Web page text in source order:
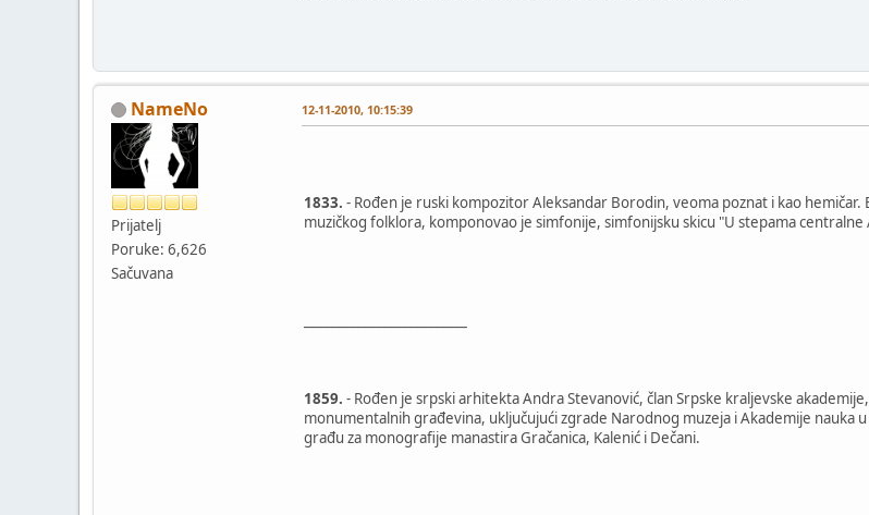
NameNo
Prijatelj
Poruke: 6,626
Sačuvana
12-11-2010, 10:15:39
1833. - Rođen je ruski kompozitor Aleksandar Borodin, veoma poznat i kao
muzičkog folklora, komponovao je simfonije, simfonijsku skicu "U stepama
1859. - Rođen je srpski arhitekta Andra Stevanović, član Srpske kraljevske
monumentalnih građevina, uključujući zgrade Narodnog muzeja i Akademije
građu za monografije manastira Gračanica, Kalenić i Dečani.